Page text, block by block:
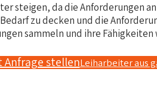
steigen, da die Anforderungen
zu decken und die
sammeln und ihre
stellenLeiharbeiter aus